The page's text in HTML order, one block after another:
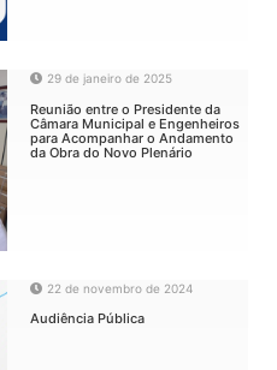
29 de janeiro de 2025
Reunião entre o Presidente da
Câmara Municipal e Engenheiros
para Acompanhar o Andamento
da Obra do Novo Plenário
22 de novembro de 2024
Audiência Pública